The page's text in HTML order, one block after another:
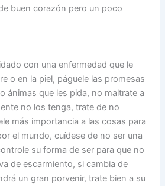
buen corazón pero un poco
con una enfermedad que le
o en la piel, páguele las promesas
ánimas que les pida, no maltrate a
no los tenga, trate de no
más importancia a las cosas para
el mundo, cuídese de no ser una
su forma de ser para que no
de escarmiento, si cambia de
un gran porvenir, trate bien a su